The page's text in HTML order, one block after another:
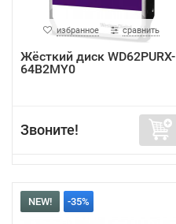
избранное сравнить
Жёсткий диск WD62PURX-
64B2MY0
Звоните!
NEW! -35%